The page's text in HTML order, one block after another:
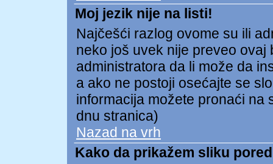
Moj jezik nije na listi!
Najčešći razlog ovome su ili
neko još uvek nije preveo ovaj
administratora da li može da
a ako ne postoji osećajte se
informacija možete pronaći na
dnu stranica)
Nazad na vrh
Kako da prikažem sliku